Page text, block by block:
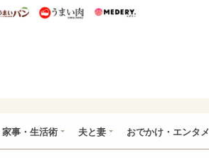
特集
いめし うまいパン うまい肉
家事・生活術 夫と妻 おでかけ・エンタメ